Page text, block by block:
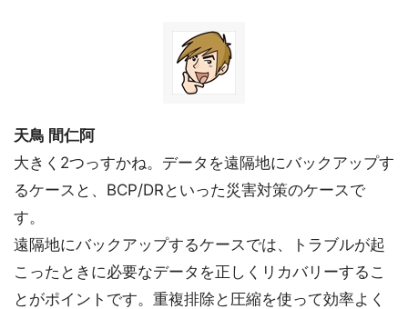
天鳥 間仁阿
大きく2つっすかね。データを遠隔地にバックアップす
るケースと、BCP/DRといった災害対策のケースで
す。
遠隔地にバックアップするケースでは、トラブルが起
こったときに必要なデータを正しくリカバリーするこ
とがポイントです。重複排除と圧縮を使って効率よく